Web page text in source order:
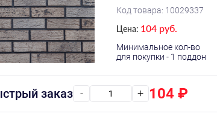
Код товара: 10029337
Цена: 104 руб.
Минимальное кол-во
для покупки - 1 поддон
заказ - + 104 ₽